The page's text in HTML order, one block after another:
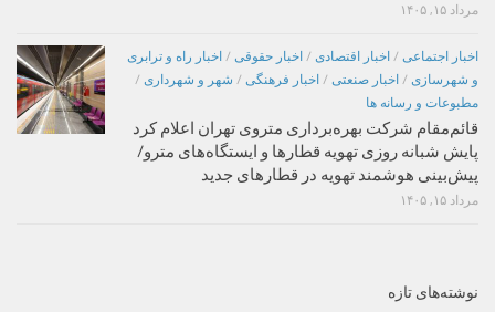
مرداد ۱۵, ۱۴۰۵
اخبار اجتماعی / اخبار اقتصادی / اخبار حقوقی / اخبار راه و ترابری
و شهرسازی / اخبار صنعتی / اخبار فرهنگی / شهر و شهرداری /
مطبوعات و رسانه ها
قائم‌مقام شرکت بهره‌برداری متروی تهران اعلام کرد
پایش شبانه روزی تهویه قطارها و ایستگاه‌های مترو/
پیش‌بینی هوشمند تهویه در قطارهای جدید
مرداد ۱۵, ۱۴۰۵
نوشته‌های تازه